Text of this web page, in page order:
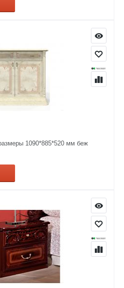
1090*885*520 мм беж